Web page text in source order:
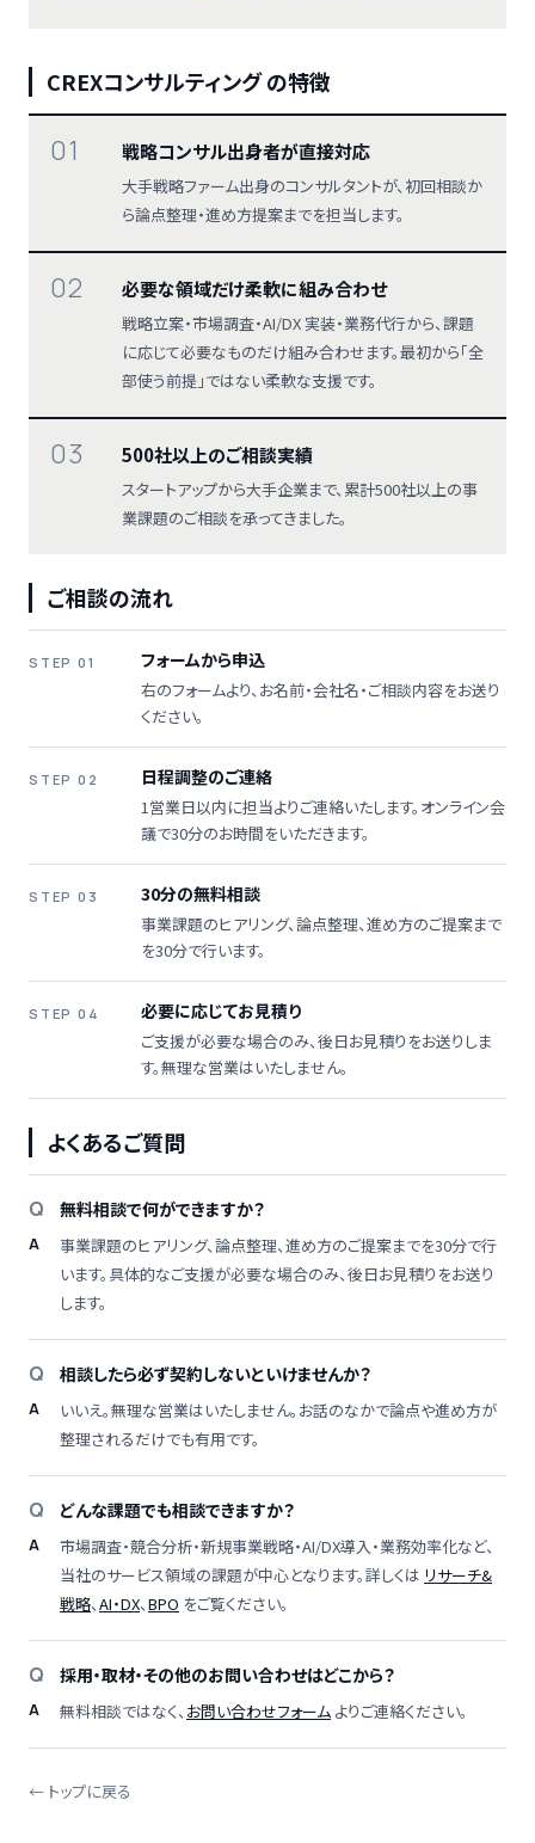
CREXコンサルティング の特徴
01 戦略コンサル出身者が直接対応
大手戦略ファーム出身のコンサルタントが、初回相談か
ら論点整理・進め方提案までを担当します。
02 必要な領域だけ柔軟に組み合わせ
戦略立案・市場調査・AI/DX 実装・業務代行から、課題
に応じて必要なものだけ組み合わせます。最初から「全
部使う前提」ではない柔軟な支援です。
03 500社以上のご相談実績
スタートアップから大手企業まで、累計500社以上の事
業課題のご相談を承ってきました。
ご相談の流れ
STEP 01 フォームから申込
右のフォームより、お名前・会社名・ご相談内容をお送り
ください。
STEP 02 日程調整のご連絡
1営業日以内に担当よりご連絡いたします。オンライン会
議で30分のお時間をいただきます。
STEP 03 30分の無料相談
事業課題のヒアリング、論点整理、進め方のご提案まで
を30分で行います。
STEP 04 必要に応じてお見積り
ご支援が必要な場合のみ、後日お見積りをお送りしま
す。無理な営業はいたしません。
よくあるご質問
無料相談で何ができますか？
事業課題のヒアリング、論点整理、進め方のご提案までを30分で行
います。具体的なご支援が必要な場合のみ、後日お見積りをお送り
します。
相談したら必ず契約しないといけませんか？
いいえ。無理な営業はいたしません。お話のなかで論点や進め方が
整理されるだけでも有用です。
どんな課題でも相談できますか？
市場調査・競合分析・新規事業戦略・AI/DX導入・業務効率化など、
当社のサービス領域の課題が中心となります。詳しくは リサーチ&
戦略、AI・DX、BPO をご覧ください。
採用・取材・その他のお問い合わせはどこから？
無料相談ではなく、 お問い合わせフォーム よりご連絡ください。
← トップに戻る